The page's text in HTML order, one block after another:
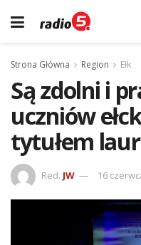
Strona Główna Region Ełk
Są zdolni i
uczniów
tytułem
Red. JW 16